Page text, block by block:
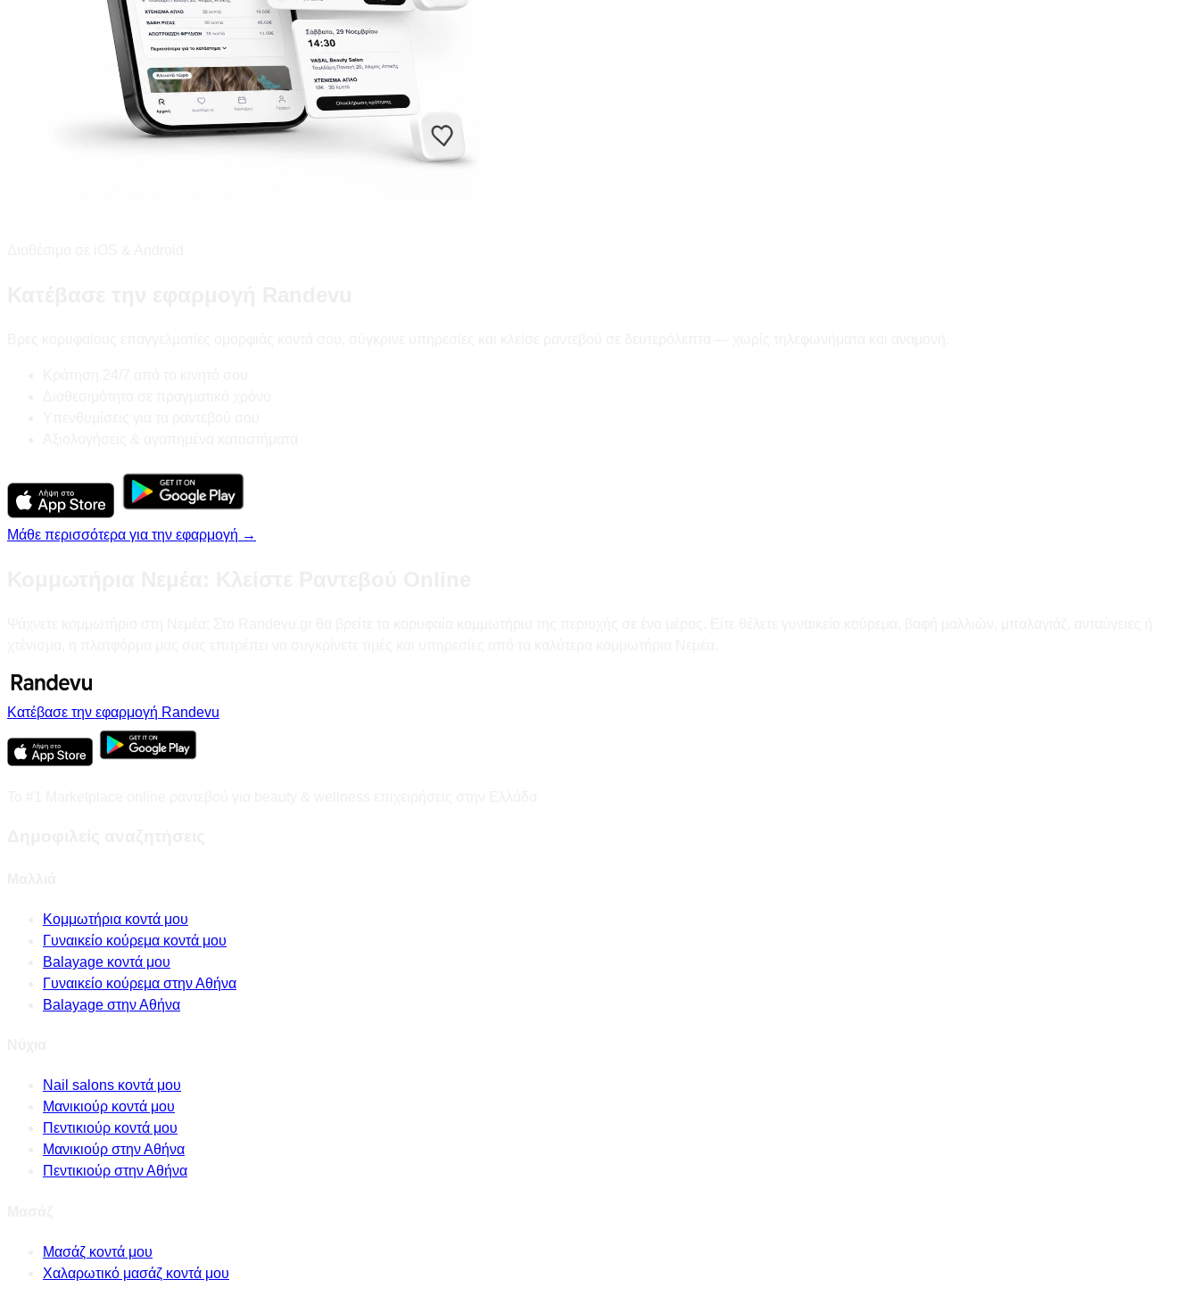
Μάθε περισσότερα για την εφαρμογή →
Κατέβασε την εφαρμογή Randevu
Κομμωτήρια κοντά μου
Γυναικείο κούρεμα κοντά μου
Balayage κοντά μου
Γυναικείο κούρεμα στην Αθήνα
Balayage στην Αθήνα
Nail salons κοντά μου
Μανικιούρ κοντά μου
Πεντικιούρ κοντά μου
Μανικιούρ στην Αθήνα
Πεντικιούρ στην Αθήνα
Μασάζ κοντά μου
Χαλαρωτικό μασάζ κοντά μου